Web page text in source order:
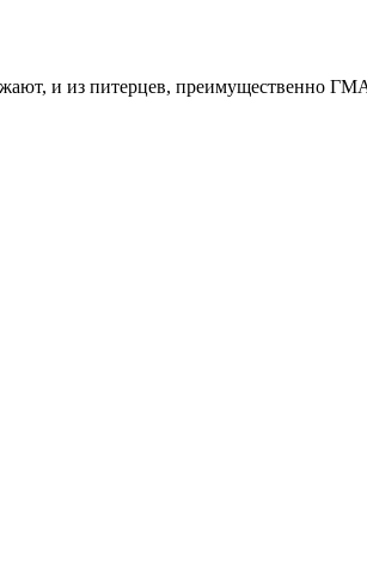
и из питерцев, преимущественно